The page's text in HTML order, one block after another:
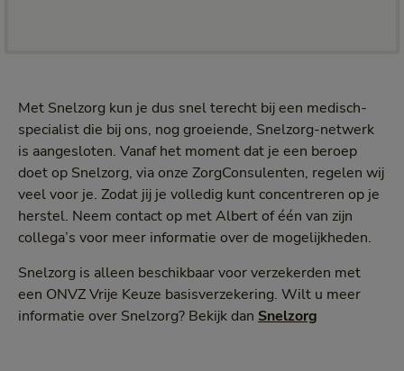
Met Snelzorg kun je dus snel terecht bij een medisch-
specialist die bij ons, nog groeiende, Snelzorg-netwerk
is aangesloten. Vanaf het moment dat je een beroep
doet op Snelzorg, via onze ZorgConsulenten, regelen wij
veel voor je. Zodat jij je volledig kunt concentreren op je
herstel. Neem contact op met Albert of één van zijn
collega’s voor meer informatie over de mogelijkheden.
Snelzorg is alleen beschikbaar voor verzekerden met
een ONVZ Vrije Keuze basisverzekering. Wilt u meer
informatie over Snelzorg? Bekijk dan Snelzorg